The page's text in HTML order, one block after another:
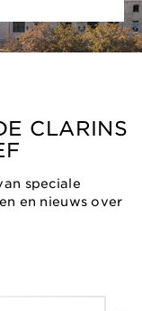
CLARINS
speciale
en nieuws over